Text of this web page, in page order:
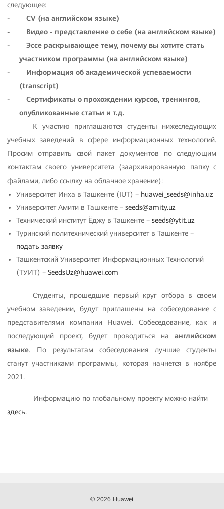
следующее:
- CV (на английском языке)
- Видео - представление о себе (на английском языке)
- Эссе раскрывающее тему, почему вы хотите стать
участником программы (на английском языке)
- Информация об академической успеваемости
(transcript)
- Сертификаты о прохождении курсов, тренингов,
опубликованные статьи и т.д.
К участию приглашаются студенты нижеследующих
учебных заведений в сфере информационных технологий.
Просим отправить свой пакет документов по следующим
контактам своего университета (заархивированную папку с
файлами, либо ссылку на облачное хранение):
Университет Инха в Ташкенте (IUT) – huawei_seeds@inha.uz
Университет Амити в Ташкенте – seeds@amity.uz
Технический институт Ёджу в Ташкенте – seeds@ytit.uz
Туринский политехнический университет в Ташкенте –
подать заявку
Ташкентский Университет Информационных Технологий
(ТУИТ) – SeedsUz@huawei.com
Студенты, прошедшие первый круг отбора в своем
учебном заведении, будут приглашены на собеседование с
представителями компании Huawei. Собеседование, как и
последующий проект, будет проводиться на английском
языке. По результатам собеседования лучшие студенты
станут участниками программы, которая начнется в ноябре
2021.
Информацию по глобальному проекту можно найти
здесь.
© 2026 Huawei